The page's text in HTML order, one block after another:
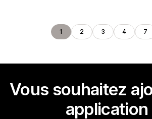
1 2 3 4 7
Vous souhaitez
application